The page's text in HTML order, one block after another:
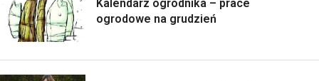
Kalendarz ogrodnika – prace
ogrodowe na grudzień